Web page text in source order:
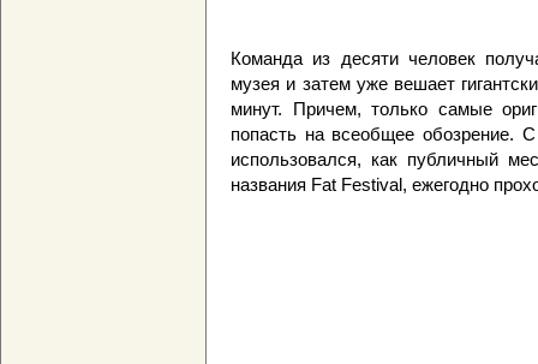
Команда из десяти человек
музея и затем уже вешает
минут. Причем, только самые
попасть на всеобщее обозрение.
использовался, как публичный
названия Fat Festival, ежегодно